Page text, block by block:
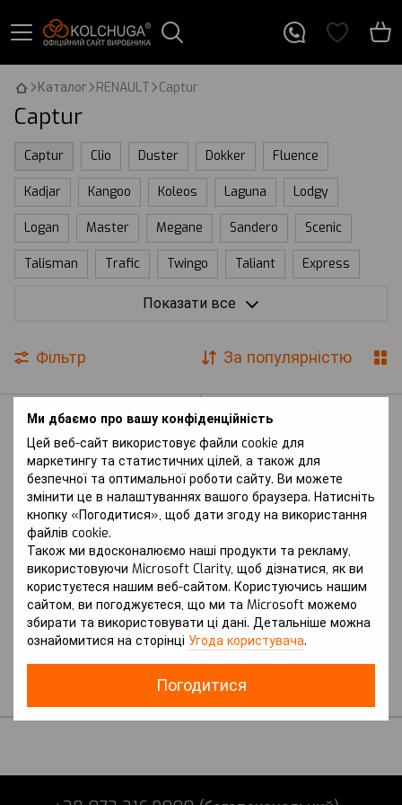
Ми дбаємо про вашу конфіденційність
Цей веб-сайт використовує файли cookie для
маркетингу та статистичних цілей, а також для
безпечної та оптимальної роботи сайту. Ви можете
змінити це в налаштуваннях вашого браузера. Натисніть
кнопку «Погодитися», щоб дати згоду на використання
файлів cookie.
Також ми вдосконалюємо наші продукти та рекламу,
використовуючи Microsoft Clarity, щоб дізнатися, як ви
користуєтеся нашим веб-сайтом. Користуючись нашим
сайтом, ви погоджуєтеся, що ми та Microsoft можемо
збирати та використовувати ці дані. Детальніше можна
ознайомитися на сторінці Угода користувача.
Погодитися
Каталог RENAULT Captur
Captur
Captur Clio Duster Dokker Fluence
Kadjar Kangoo Koleos Laguna Lodgy
Logan Master Megane Sandero Scenic
Talisman Trafic Twingo Taliant Express
Vel Satis Truck
Показати все
Фільтр За популярністю
Артикул: Captur (2013-2020 р.) I
покоління (J87) вкл. з
Рестайлінгом
RENAULT
Захист на Renault Captur
(2013-2020 р.) I
покоління (J87) вкл. з
Артикул: Captur (2019 р.-) II
покоління (JB/JE) вкл. з
Рестайлінгом
RENAULT
Захист на Renault Captur
(2019 р.-) II покоління
(JB/JE) вкл. з